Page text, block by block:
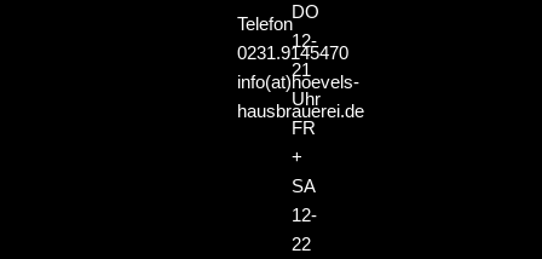
Telefon
0231.9145470
info(at)hoevels-
hausbrauerei.de
DO
12-
21
Uhr
FR
+
SA
12-
22